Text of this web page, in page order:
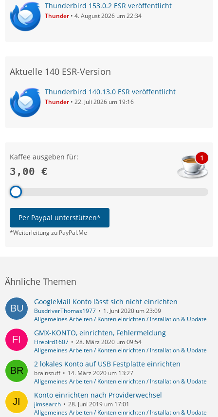
Thunderbird 153.0.2 ESR veröffentlicht
Thunder 4. August 2026 um 22:34
Aktuelle 140 ESR-Version
Thunderbird 140.13.0 ESR veröffentlicht
Thunder 22. Juli 2026 um 19:16
Kaffee ausgeben für:
3,00 €
1
Per Paypal unterstützen*
*Weiterleitung zu PayPal.Me
Ähnliche Themen
GoogleMail Konto lässt sich nicht einrichten
BusdriverThomas1977
1. Juni 2020 um 23:09
Allgemeines Arbeiten / Konten einrichten / Installation & Update
GMX-KONTO, einrichten, Fehlermeldung
Firebird1607
28. März 2020 um 09:54
Allgemeines Arbeiten / Konten einrichten / Installation & Update
2 lokales Konto auf USB Festplatte einrichten
brainstuff
14. März 2020 um 13:27
Allgemeines Arbeiten / Konten einrichten / Installation & Update
Konto einrichten nach Providerwechsel
jimsearch
28. Juni 2019 um 17:01
Allgemeines Arbeiten / Konten einrichten / Installation & Update